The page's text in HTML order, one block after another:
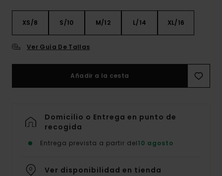
XS/8 S/10 M/12 L/14 XL/16
Ver Guía De Tallas
Añadir a la cesta
Domicilio o Entrega en punto de
recogida
Entrega prevista a partir del10 agosto
Ver disponibilidad en tienda